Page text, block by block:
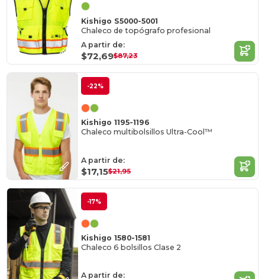
Kishigo S5000-5001
Chaleco de topógrafo profesional
A partir de:
$72,69$87,23
-22%
Kishigo 1195-1196
Chaleco multibolsillos Ultra-Cool™
A partir de:
$17,15$21,95
-17%
Kishigo 1580-1581
Chaleco 6 bolsillos Clase 2
A partir de: